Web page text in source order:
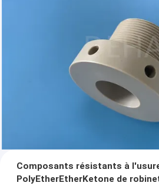
Composants résistants à
PolyEtherEtherKetone de